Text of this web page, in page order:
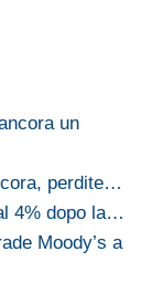
un
perdite…
4% dopo la…
Moody’s a